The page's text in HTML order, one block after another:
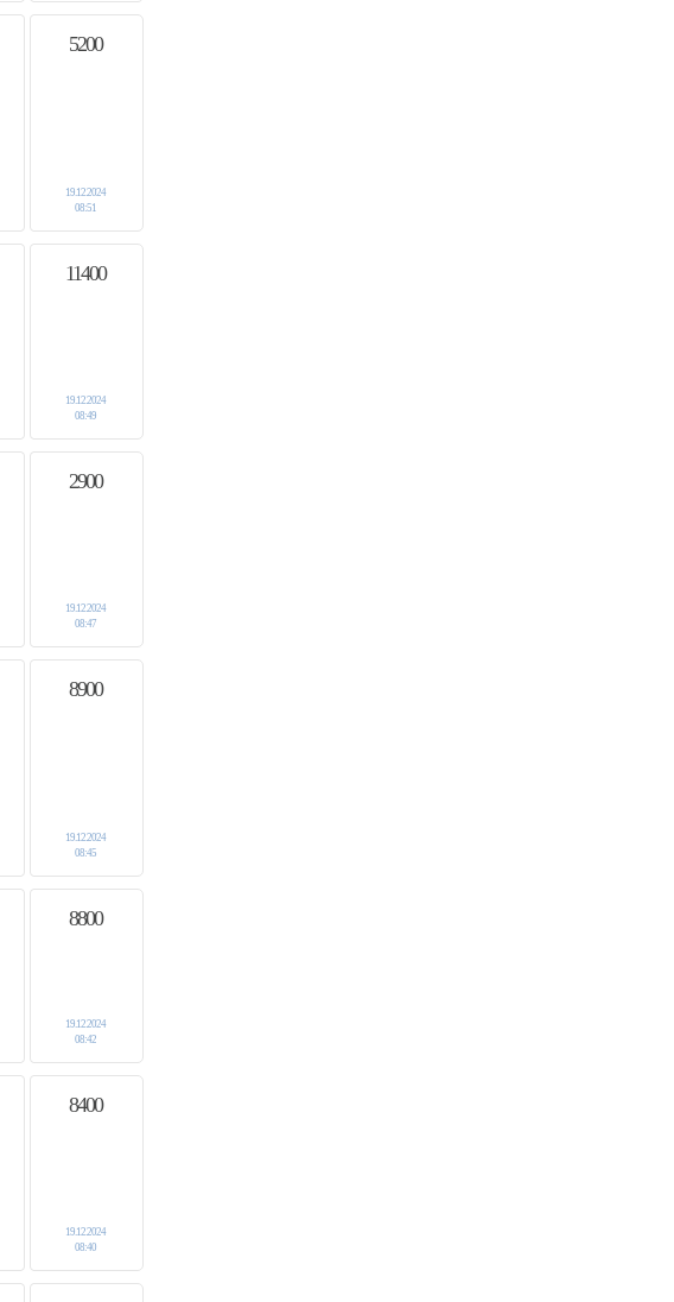
5200
19.12.2024
08:51
11400
19.12.2024
08:49
2900
19.12.2024
08:47
8900
19.12.2024
08:45
8800
19.12.2024
08:42
8400
19.12.2024
08:40